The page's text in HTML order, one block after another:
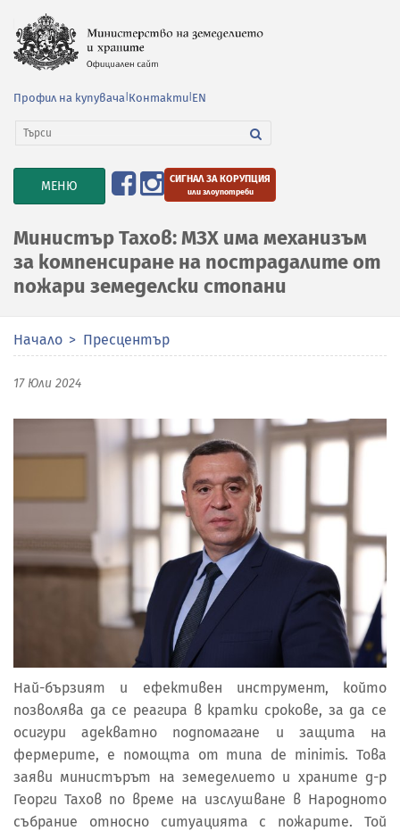
Профил на купувача Контакти EN
TOGGLE
NAVIGATION
МЕНЮ СИГНАЛ ЗА КОРУПЦИЯ
или злоупотреби
Министър Тахов: МЗХ има механизъм
за компенсиране на пострадалите от
пожари земеделски стопани
Начало Пресцентър
17 Юли 2024
Най-бързият и ефективен инструмент, който
позволява да се реагира в кратки срокове, за да се
осигури адекватно подпомагане и защита на
фермерите, е помощта от типа de minimis. Това
заяви министърът на земеделието и храните д-р
Георги Тахов по време на изслушване в Народното
събрание относно ситуацията с пожарите. Той